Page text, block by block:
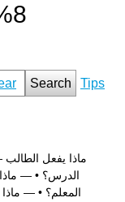
Search Tips
—
الدرس؟ •
—
المعلم؟ •
—